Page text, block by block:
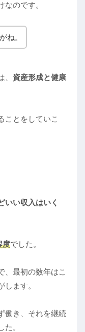
のです。
ね。
資産形成と健康
ことをしていこ
いい収入はいく
度でした。
、最初の数年はこ
ます。
働き、それを継続
。